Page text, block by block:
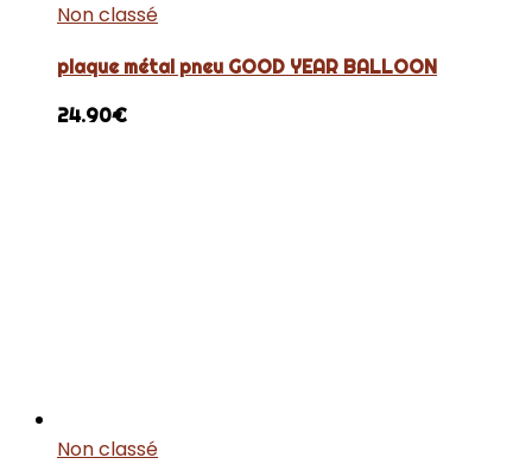
Non classé
plaque métal pneu GOOD YEAR BALLOON
24.90€
Non classé